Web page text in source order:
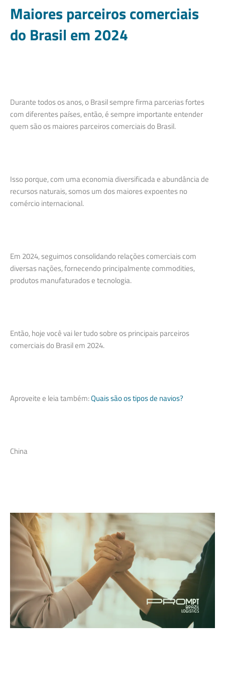
Maiores parceiros comerciais
do Brasil em 2024
Durante todos os anos, o Brasil sempre firma parcerias fortes
com diferentes países, então, é sempre importante entender
quem são os maiores parceiros comerciais do Brasil.
Isso porque, com uma economia diversificada e abundância de
recursos naturais, somos um dos maiores expoentes no
comércio internacional.
Em 2024, seguimos consolidando relações comerciais com
diversas nações, fornecendo principalmente commodities,
produtos manufaturados e tecnologia.
Então, hoje você vai ler tudo sobre os principais parceiros
comerciais do Brasil em 2024.
Aproveite e leia também:Quais são os tipos de navios?
China